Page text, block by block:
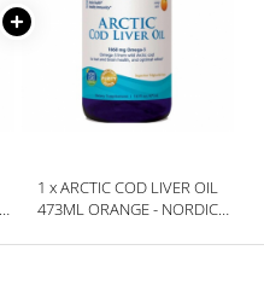
1 x ARCTIC COD LIVER OIL
473ML ORANGE - NORDIC